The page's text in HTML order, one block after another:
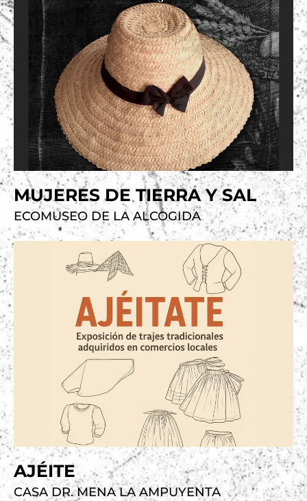
VER
EXPOSICIÓN
MUJERES DE TIERRA Y SAL
ECOMUSEO DE LA ALCOGIDA
VER
EXPOSICIÓN
AJÉITE
CASA DR. MENA LA AMPUYENTA